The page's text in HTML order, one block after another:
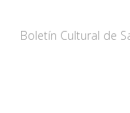
Boletín Cultural de